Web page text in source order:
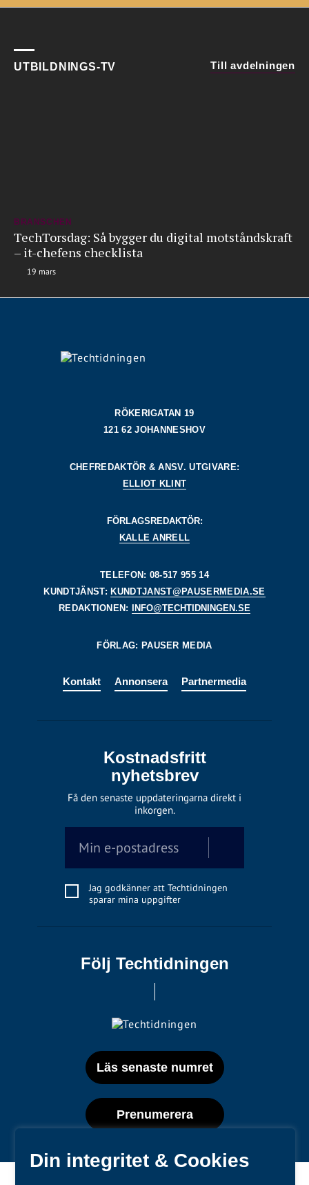
Din integritet & Cookies
UTBILDNINGS-TV Till avdelningen
BRANSCHEN
TechTorsdag: Så bygger du digital motståndskraft
– it-chefens checklista
19 mars
RÖKERIGATAN 19
121 62 JOHANNESHOV
CHEFREDAKTÖR & ANSV. UTGIVARE:
ELLIOT KLINT
FÖRLAGSREDAKTÖR:
KALLE ANRELL
TELEFON: 08-517 955 14
KUNDTJÄNST: KUNDTJANST@PAUSERMEDIA.SE
REDAKTIONEN:
INFO@TECHTIDNINGEN.SE
FÖRLAG: PAUSER MEDIA
Kontakt Annonsera Partnermedia
Kostnadsfritt
nyhetsbrev
Få den senaste uppdateringarna direkt i
inkorgen.
Jag godkänner att Techtidningen
sparar mina uppgifter
Följ Techtidningen
Läs senaste numret
Prenumerera